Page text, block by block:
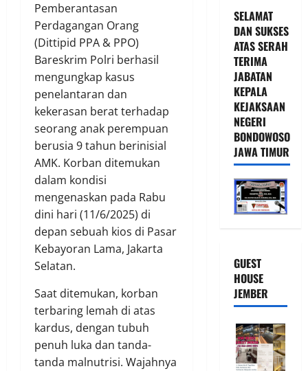
Pemberantasan
Perdagangan Orang
(Dittipid PPA & PPO)
Bareskrim Polri berhasil
mengungkap kasus
penelantaran dan
kekerasan berat terhadap
seorang anak perempuan
berusia 9 tahun berinisial
AMK. Korban ditemukan
dalam kondisi
mengenaskan pada Rabu
dini hari (11/6/2025) di
depan sebuah kios di Pasar
Kebayoran Lama, Jakarta
Selatan.
Saat ditemukan, korban
terbaring lemah di atas
kardus, dengan tubuh
penuh luka dan tanda-
tanda malnutrisi. Wajahnya
SELAMAT
DAN SUKSES
ATAS SERAH
TERIMA
JABATAN
KEPALA
KEJAKSAAN
NEGERI
BONDOWOSO
JAWA TIMUR
GUEST
HOUSE
JEMBER